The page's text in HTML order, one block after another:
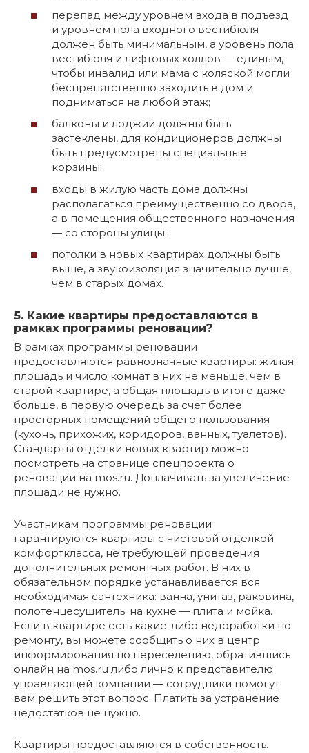
перепад между уровнем входа в подъезд
и уровнем пола входного вестибюля
должен быть минимальным, а уровень пола
вестибюля и лифтовых холлов — единым,
чтобы инвалид или мама с коляской могли
беспрепятственно заходить в дом и
подниматься на любой этаж;
балконы и лоджии должны быть
застеклены, для кондиционеров должны
быть предусмотрены специальные
корзины;
входы в жилую часть дома должны
располагаться преимущественно со двора,
а в помещения общественного назначения
— со стороны улицы;
потолки в новых квартирах должны быть
выше, а звукоизоляция значительно лучше,
чем в старых домах.
5. Какие квартиры предоставляются в
рамках программы реновации?
В рамках программы реновации
предоставляются равнозначные квартиры: жилая
площадь и число комнат в них не меньше, чем в
старой квартире, а общая площадь в итоге даже
больше, в первую очередь за счет более
просторных помещений общего пользования
(кухонь, прихожих, коридоров, ванных, туалетов).
Стандарты отделки новых квартир можно
посмотреть на странице спецпроекта о
реновации на mos.ru. Доплачивать за увеличение
площади не нужно.
Участникам программы реновации
гарантируются квартиры с чистовой отделкой
комфорткласса, не требующей проведения
дополнительных ремонтных работ. В них в
обязательном порядке устанавливается вся
необходимая сантехника: ванна, унитаз, раковина,
полотенцесушитель; на кухне — плита и мойка.
Если в квартире есть какие-либо недоработки по
ремонту, вы можете сообщить о них в центр
информирования по переселению, обратившись
онлайн на mos.ru либо лично к представителю
управляющей компании — сотрудники помогут
вам решить этот вопрос. Платить за устранение
недостатков не нужно.
Квартиры предоставляются в собственность.